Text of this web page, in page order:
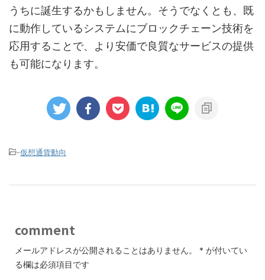
うちに誕生するかもしません。そうでなくとも、既
に動作しているシステムにブロックチェーン技術を
応用することで、より安価で良質なサービスの提供
も可能になります。
-仮想通貨動向
comment
メールアドレスが公開されることはありません。 * が付いてい
る欄は必須項目です